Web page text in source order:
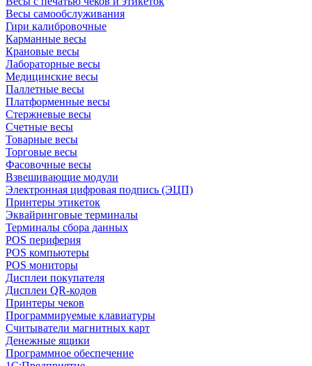
Весы самообслуживания
Гири калибровочные
Карманные весы
Крановые весы
Лабораторные весы
Медицинские весы
Паллетные весы
Платформенные весы
Стержневые весы
Счетные весы
Товарные весы
Торговые весы
Фасовочные весы
Взвешивающие модули
Электронная цифровая подпись (ЭЦП)
Принтеры этикеток
Эквайринговые терминалы
Терминалы сбора данных
POS периферия
POS компьютеры
POS мониторы
Дисплеи покупателя
Дисплеи QR-кодов
Принтеры чеков
Программируемые клавиатуры
Считыватели магнитных карт
Денежные ящики
Программное обеспечение